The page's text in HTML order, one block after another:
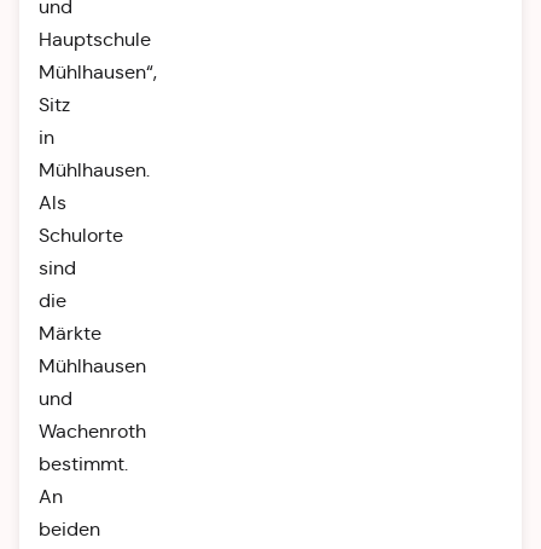
und
Hauptschule
Mühlhausen“,
Sitz
in
Mühlhausen.
Als
Schulorte
sind
die
Märkte
Mühlhausen
und
Wachenroth
bestimmt.
An
beiden